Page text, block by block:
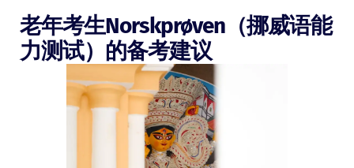
老年考生Norskprøven（挪威语能
力测试）的备考建议